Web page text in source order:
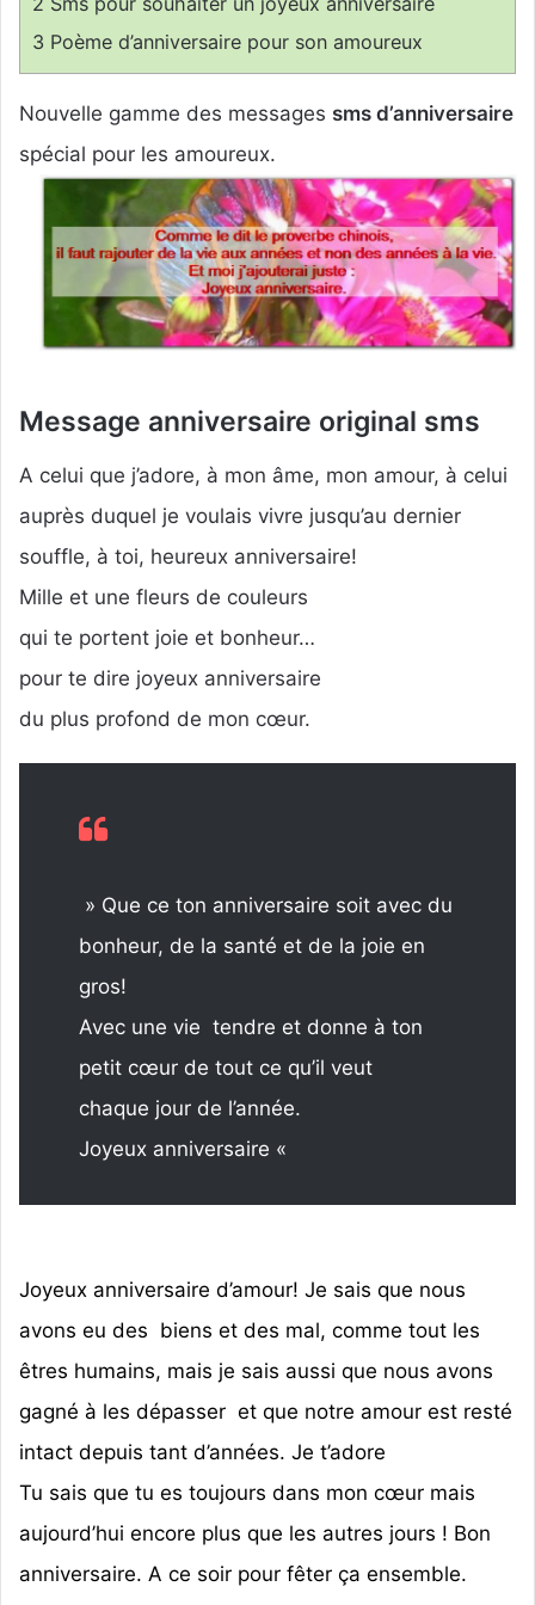
c
u
e
l
3 Poème d’anniversaire pour son amoureux
Nouvelle gamme des messages sms d’anniversaire
spécial pour les amoureux.
Message anniversaire original sms
A celui que j’adore, à mon âme, mon amour, à celui
auprès duquel je voulais vivre jusqu’au dernier
souffle, à toi, heureux anniversaire!
Mille et une fleurs de couleurs
qui te portent joie et bonheur…
pour te dire joyeux anniversaire
du plus profond de mon cœur.
» Que ce ton anniversaire soit avec du
bonheur, de la santé et de la joie en
gros!
Avec une vie tendre et donne à ton
petit cœur de tout ce qu’il veut
chaque jour de l’année.
Joyeux anniversaire «
Joyeux anniversaire d’amour! Je sais que nous
avons eu des biens et des mal, comme tout les
êtres humains, mais je sais aussi que nous avons
gagné à les dépasser et que notre amour est resté
intact depuis tant d’années. Je t’adore
Tu sais que tu es toujours dans mon cœur mais
aujourd’hui encore plus que les autres jours ! Bon
anniversaire. A ce soir pour fêter ça ensemble.